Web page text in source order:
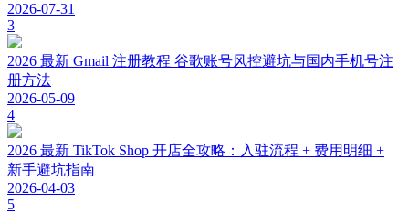
2026-07-31
3
2026 最新 Gmail 注册教程 谷歌账号风控避坑与国内手机号注
册方法
2026-05-09
4
2026 最新 TikTok Shop 开店全攻略：入驻流程 + 费用明细 +
新手避坑指南
2026-04-03
5